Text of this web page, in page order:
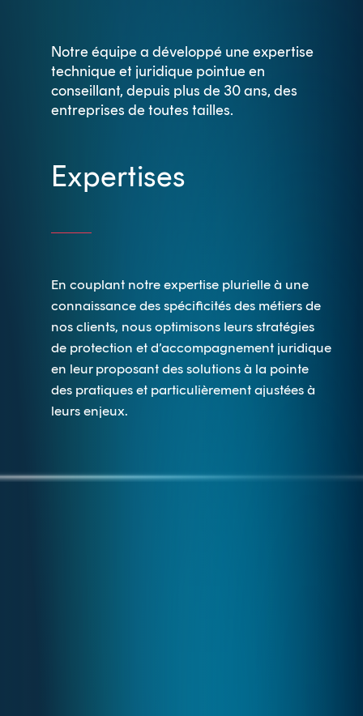
Notre équipe a développé une expertise
technique et juridique pointue en
conseillant, depuis plus de 30 ans, des
entreprises de toutes tailles.
Expertises
En couplant notre expertise plurielle à une
connaissance des spécificités des métiers de
nos clients, nous optimisons leurs stratégies
de protection et d’accompagnement juridique
en leur proposant des solutions à la pointe
des pratiques et particulièrement ajustées à
leurs enjeux.